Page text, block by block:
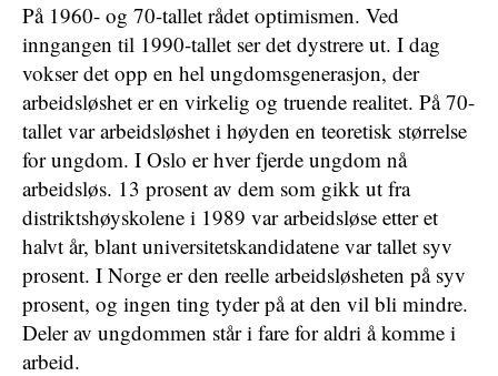
På 1960- og 70-tallet rådet optimismen. Ved
inngangen til 1990-tallet ser det dystrere ut. I dag
vokser det opp en hel ungdomsgenerasjon, der
arbeidsløshet er en virkelig og truende realitet. På 70-
tallet var arbeidsløshet i høyden en teoretisk størrelse
for ungdom. I Oslo er hver fjerde ungdom nå
arbeidsløs. 13 prosent av dem som gikk ut fra
distriktshøyskolene i 1989 var arbeidsløse etter et
halvt år, blant universitetskandidatene var tallet syv
prosent. I Norge er den reelle arbeidsløsheten på syv
prosent, og ingen ting tyder på at den vil bli mindre.
Deler av ungdommen står i fare for aldri å komme i
arbeid.